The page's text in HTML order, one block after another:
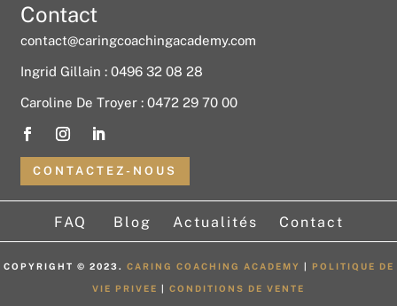
Contact
contact@caringcoachingacademy.com
Ingrid Gillain : 0496 32 08 28
Caroline De Troyer : 0472 29 70 00
CONTACTEZ-NOUS
FAQ Blog Actualités Contact
COPYRIGHT © 2023. CARING COACHING ACADEMY POLITIQUE DE
VIE PRIVEE CONDITIONS DE VENTE